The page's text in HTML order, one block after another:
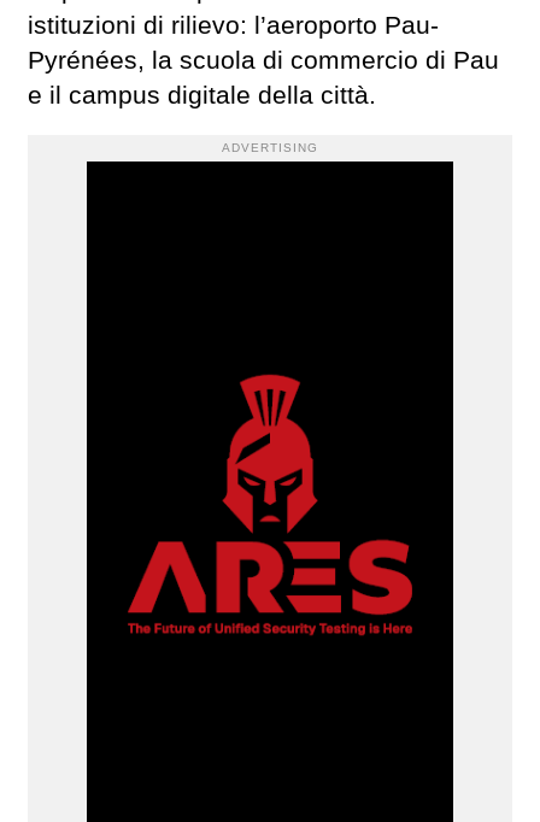
istituzioni di rilievo: l’aeroporto Pau-
Pyrénées, la scuola di commercio di Pau
e il campus digitale della città.
ADVERTISING